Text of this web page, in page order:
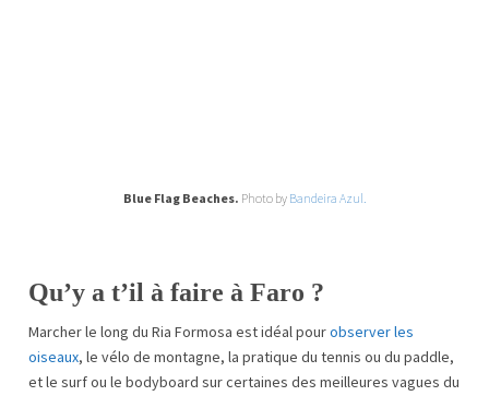
Blue Flag Beaches. Photo by Bandeira Azul.
Qu’y a t’il à faire à Faro ?
Marcher le long du Ria Formosa est idéal pourobserver les
oiseaux, le vélo de montagne, la pratique du tennis ou du paddle,
et le surf ou le bodyboard sur certaines des meilleures vagues du